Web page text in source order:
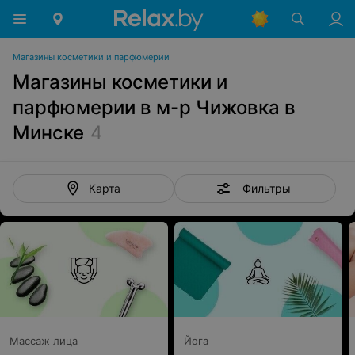
Магазины косметики и парфюмерии
Магазины косметики и
парфюмерии в м-р Чижовка в
Минске 4
Карта Фильтры
Массаж лица Йога